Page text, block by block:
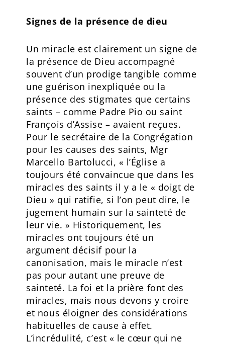
Signes de la présence de dieu
Un miracle est clairement un signe de
la présence de Dieu accompagné
souvent d’un prodige tangible comme
une guérison inexpliquée ou la
présence des stigmates que certains
saints – comme Padre Pio ou saint
François d’Assise – avaient reçues.
Pour le secrétaire de la Congrégation
pour les causes des saints, Mgr
Marcello Bartolucci, « l’Église a
toujours été convaincue que dans les
miracles des saints il y a le « doigt de
Dieu » qui ratifie, si l’on peut dire, le
jugement humain sur la sainteté de
leur vie. » Historiquement, les
miracles ont toujours été un
argument décisif pour la
canonisation, mais le miracle n’est
pas pour autant une preuve de
sainteté. La foi et la prière font des
miracles, mais nous devons y croire
et nous éloigner des considérations
habituelles de cause à effet.
L’incrédulité, c’est « le cœur qui ne